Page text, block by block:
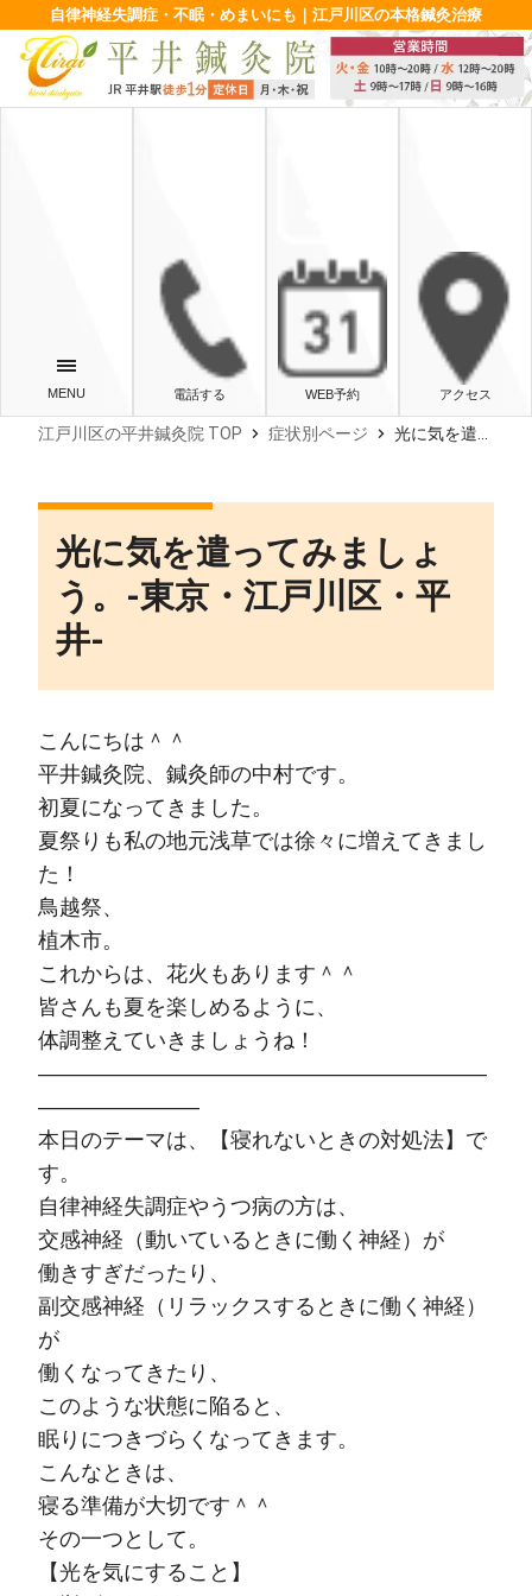
自律神経失調症・不眠・めまいにも｜江戸川区の本格鍼灸治療
電話する WEB予約 アクセス
江戸川区の平井鍼灸院 TOP chevron_right 症状別ページ chevron_right 光に気を遣ってみましょう。‐東京・江戸川区・平井‐
光に気を遣ってみましょ
う。‐東京・江戸川区・平
井‐
こんにちは＾＾
平井鍼灸院、鍼灸師の中村です。
初夏になってきました。
夏祭りも私の地元浅草では徐々に増えてきまし
た！
鳥越祭、
植木市。
これからは、花火もあります＾＾
皆さんも夏を楽しめるように、
体調整えていきましょうね！
—————————————————————
———————–
本日のテーマは、【寝れないときの対処法】で
す。
自律神経失調症やうつ病の方は、
交感神経（動いているときに働く神経）が
働きすぎだったり、
副交感神経（リラックスするときに働く神経）
が
働くなってきたり、
このような状態に陥ると、
眠りにつきづらくなってきます。
こんなときは、
寝る準備が大切です＾＾
その一つとして。
【光を気にすること】